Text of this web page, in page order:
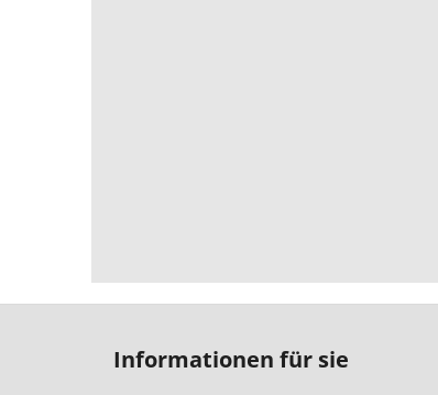
Informationen für sie